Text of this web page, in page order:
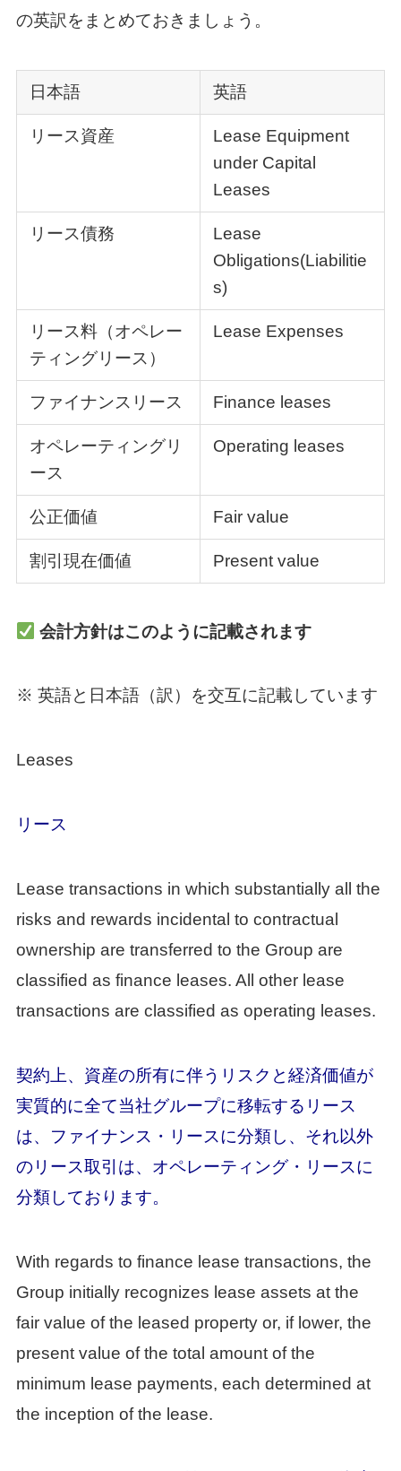
の英訳をまとめておきましょう。
日本語 英語
リース資産
Lease Equipment
under Capital
Leases
リース債務
Lease
Obligations(Liabilitie
s)
リース料（オペレー
ティングリース）
Lease Expenses
ファイナンスリース Finance leases
オペレーティングリ
ース
Operating leases
公正価値 Fair value
割引現在価値 Present value
会計方針はこのように記載されます
※ 英語と日本語（訳）を交互に記載しています
Leases
リース
Lease transactions in which substantially all the
risks and rewards incidental to contractual
ownership are transferred to the Group are
classified as finance leases. All other lease
transactions are classified as operating leases.
契約上、資産の所有に伴うリスクと経済価値が
実質的に全て当社グループに移転するリース
は、ファイナンス・リースに分類し、それ以外
のリース取引は、オペレーティング・リースに
分類しております。
With regards to finance lease transactions, the
Group initially recognizes lease assets at the
fair value of the leased property or, if lower, the
present value of the total amount of the
minimum lease payments, each determined at
the inception of the lease.